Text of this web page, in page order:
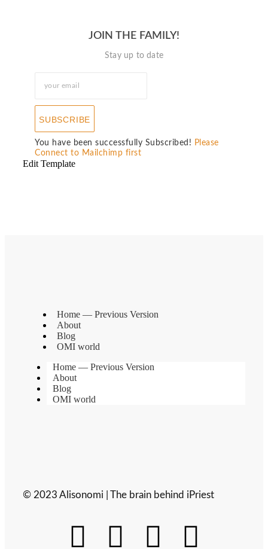
JOIN THE FAMILY!
Stay up to date
SUBSCRIBE
You have been successfully Subscribed! Please
Connect to Mailchimp first
Edit Template
Home — Previous Version
About
Blog
OMI world
Home — Previous Version
About
Blog
OMI world
© 2023 Alisonomi | The brain behind iPriest